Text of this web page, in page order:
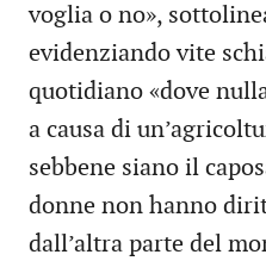
voglia o no»,
evidenziando vite
quotidiano «dove
a causa di
sebbene siano il
donne non hanno
dall’altra parte del